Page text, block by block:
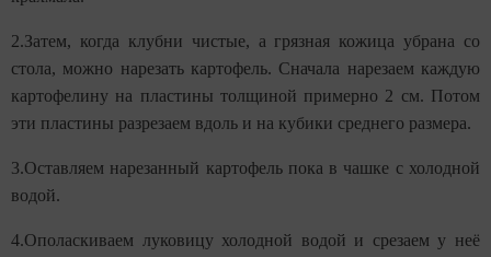
2.Затем, когда клубни чистые, а грязная кожица убрана со
стола, можно нарезать картофель. Сначала нарезаем каждую
картофелину на пластины толщиной примерно 2 см. Потом
эти пластины разрезаем вдоль и на кубики среднего размера.
3.Оставляем нарезанный картофель пока в чашке с холодной
водой.
4.Ополаскиваем луковицу холодной водой и срезаем у неё